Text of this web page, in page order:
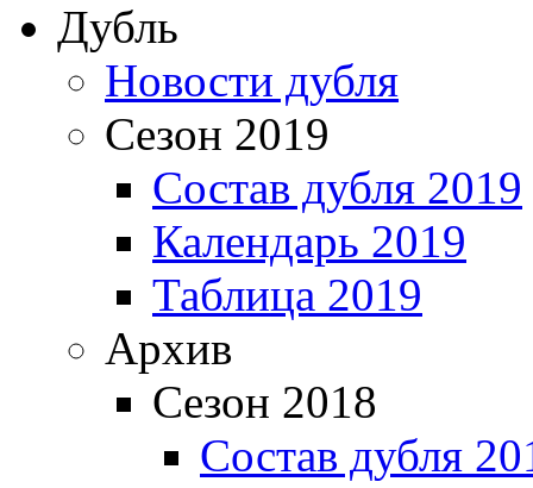
Дубль
Новости дубля
Сезон 2019
Состав дубля 2019
Календарь 2019
Таблица 2019
Архив
Сезон 2018
Состав дубля